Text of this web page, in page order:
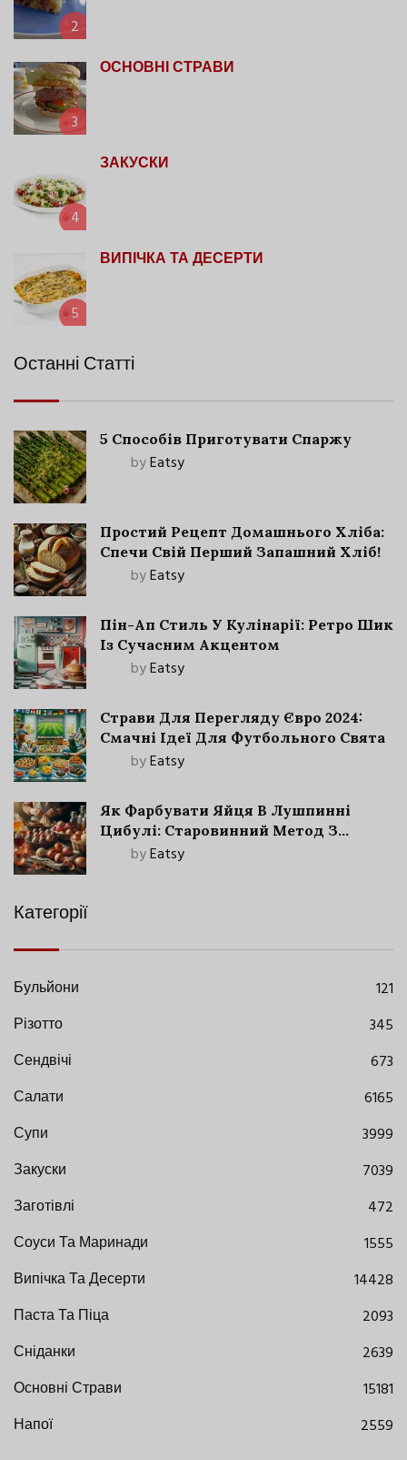
2
3
ОСНОВНІ СТРАВИ
4
ЗАКУСКИ
5
ВИПІЧКА ТА ДЕСЕРТИ
Останні Статті
5 Способів Приготувати Спаржу
byEatsy
Простий Рецепт Домашнього Хліба:
Спечи Свій Перший Запашний Хліб!
byEatsy
Пін-Ап Стиль У Кулінарії: Ретро Шик
Із Сучасним Акцентом
byEatsy
Страви Для Перегляду Євро 2024:
Смачні Ідеї Для Футбольного Свята
byEatsy
Як Фарбувати Яйця В Лушпинні
Цибулі: Старовинний Метод З
Сучасними Нюансами
byEatsy
Категорії
Бульйони
121
Різотто
345
Сендвічі
673
Салати
6165
Супи
3999
Закуски
7039
Заготівлі
472
Соуси Та Маринади
1555
Випічка Та Десерти
14428
Паста Та Піца
2093
Сніданки
2639
Основні Страви
15181
Напої
2559